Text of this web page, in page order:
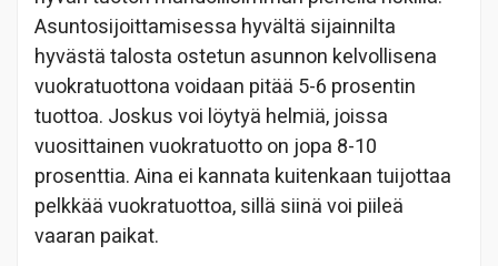
Asuntosijoittamisessa hyvältä sijainnilta
hyvästä talosta ostetun asunnon kelvollisena
vuokratuottona voidaan pitää 5-6 prosentin
tuottoa. Joskus voi löytyä helmiä, joissa
vuosittainen vuokratuotto on jopa 8-10
prosenttia. Aina ei kannata kuitenkaan tuijottaa
pelkkää vuokratuottoa, sillä siinä voi piileä
vaaran paikat.